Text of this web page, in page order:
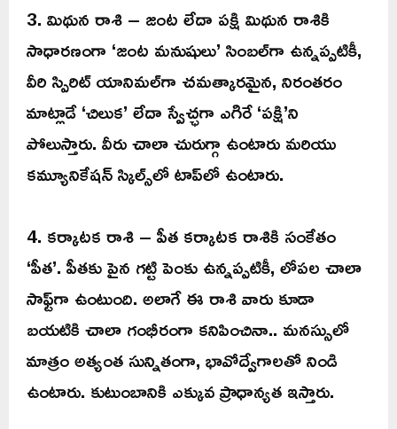
3. మిథున రాశి – జంట లేదా పక్షి మిథున రాశికి
సాధారణంగా ‘జంట మనుషులు’ సింబల్‌గా ఉన్నప్పటికీ,
వీరి స్పిరిట్ యానిమల్‌గా చమత్కారమైన, నిరంతరం
మాట్లాడే ‘చిలుక’ లేదా స్వేచ్ఛగా ఎగిరే ‘పక్షి’ని
పోలుస్తారు. వీరు చాలా చురుగ్గా ఉంటారు మరియు
కమ్యూనికేషన్ స్కిల్స్‌లో టాప్‌లో ఉంటారు.
4. కర్కాటక రాశి – పీత కర్కాటక రాశికి సంకేతం
‘పీత’. పీతకు పైన గట్టి పెంకు ఉన్నప్పటికీ, లోపల చాలా
సాఫ్ట్‌గా ఉంటుంది. అలాగే ఈ రాశి వారు కూడా
బయటికి చాలా గంభీరంగా కనిపించినా.. మనస్సులో
మాత్రం అత్యంత సున్నితంగా, భావోద్వేగాలతో నిండి
ఉంటారు. కుటుంబానికి ఎక్కువ ప్రాధాన్యత ఇస్తారు.